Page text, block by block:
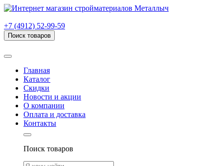
+7 (4912) 52-99-59
Поиск товаров
Главная
Каталог
Скидки
Новости и акции
О компании
Оплата и доставка
Контакты
Поиск товаров